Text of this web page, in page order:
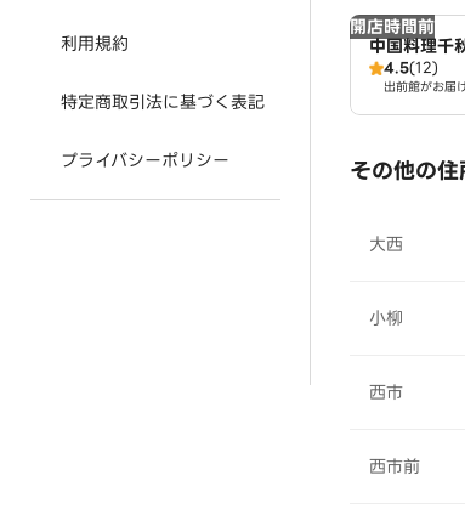
利用規約
特定商取引法に基づく表記
プライバシーポリシー
開店時間前
中国料理千
4.5(12)
出前館がお届
その他の
大西
小柳
西市
西市前